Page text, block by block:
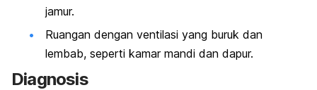
jamur.
Ruangan dengan ventilasi yang buruk dan
lembab, seperti kamar mandi dan dapur.
Diagnosis